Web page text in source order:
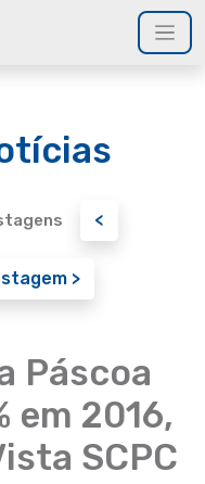
<
>
Páscoa
em 2016,
SCPC